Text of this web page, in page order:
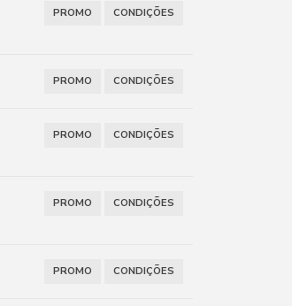
PROMO CONDIÇÕES
PROMO CONDIÇÕES
PROMO CONDIÇÕES
PROMO CONDIÇÕES
PROMO CONDIÇÕES